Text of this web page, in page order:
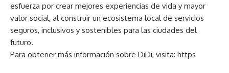
esfuerza por crear mejores experiencias de vida y mayor
valor social, al construir un ecosistema local de servicios
seguros, inclusivos y sostenibles para las ciudades del
futuro.
Para obtener más información sobre DiDi, visita: https